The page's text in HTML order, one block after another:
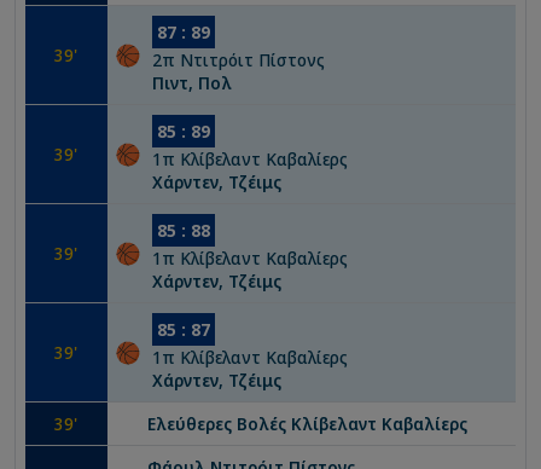
39'
87 : 89
2π Ντιτρόιτ Πίστονς
Πιντ, Πολ
39'
85 : 89
1 π Κλίβελαντ Καβαλίερς
Χάρντεν, Τζέιμς
39'
85 : 88
1 π Κλίβελαντ Καβαλίερς
Χάρντεν, Τζέιμς
39'
85 : 87
1 π Κλίβελαντ Καβαλίερς
Χάρντεν, Τζέιμς
39' Ελεύθερες Βολές Κλίβελαντ Καβαλίερς